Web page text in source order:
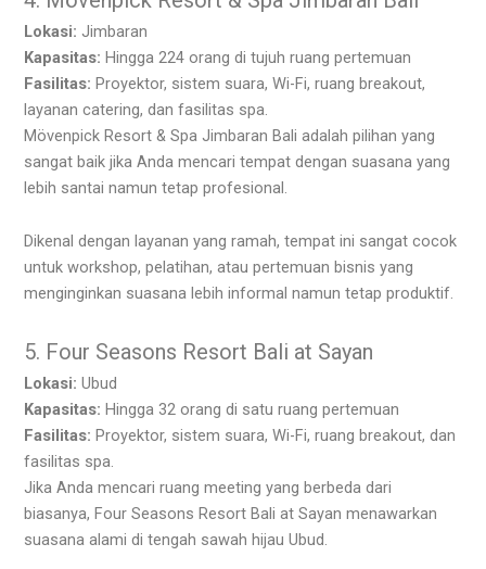
Lokasi: Jimbaran
Kapasitas: Hingga 224 orang di tujuh ruang pertemuan
Fasilitas: Proyektor, sistem suara, Wi-Fi, ruang breakout,
layanan catering, dan fasilitas spa.
Mövenpick Resort & Spa Jimbaran Bali adalah pilihan yang
sangat baik jika Anda mencari tempat dengan suasana yang
lebih santai namun tetap profesional.
Dikenal dengan layanan yang ramah, tempat ini sangat cocok
untuk workshop, pelatihan, atau pertemuan bisnis yang
menginginkan suasana lebih informal namun tetap produktif.
5. Four Seasons Resort Bali at Sayan
Lokasi: Ubud
Kapasitas: Hingga 32 orang di satu ruang pertemuan
Fasilitas: Proyektor, sistem suara, Wi-Fi, ruang breakout, dan
fasilitas spa.
Jika Anda mencari ruang meeting yang berbeda dari
biasanya, Four Seasons Resort Bali at Sayan menawarkan
suasana alami di tengah sawah hijau Ubud.